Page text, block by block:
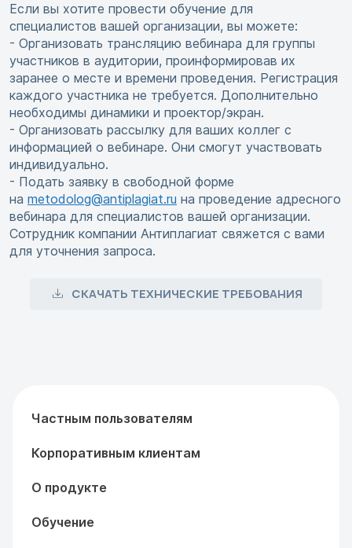
Если вы хотите провести обучение для
специалистов вашей организации, вы можете:
- Организовать трансляцию вебинара для группы
участников в аудитории, проинформировав их
заранее о месте и времени проведения. Регистрация
каждого участника не требуется. Дополнительно
необходимы динамики и проектор/экран.
- Организовать рассылку для ваших коллег с
информацией о вебинаре. Они смогут участвовать
индивидуально.
- Подать заявку в свободной форме
на metodolog@antiplagiat.ru на проведение адресного
вебинара для специалистов вашей организации.
Сотрудник компании Антиплагиат свяжется с вами
для уточнения запроса.
СКАЧАТЬ ТЕХНИЧЕСКИЕ ТРЕБОВАНИЯ
Частным пользователям
Корпоративным клиентам
О продукте
Обучение